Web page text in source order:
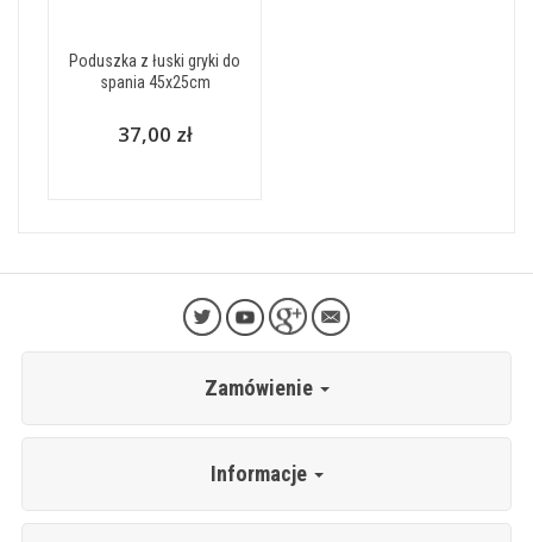
Poduszka z łuski gryki do
spania 45x25cm
37,00 zł
Zamówienie
Informacje